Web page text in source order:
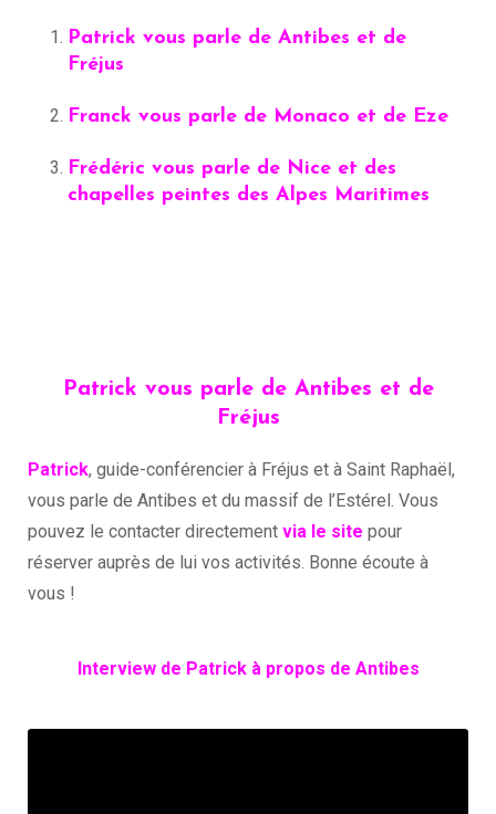
Patrick vous parle de Antibes et de
Fréjus
Franck vous parle de Monaco et de Eze
Frédéric vous parle de Nice et des
chapelles peintes des Alpes Maritimes
Patrick vous parle de Antibes et de
Fréjus
Patrick, guide-conférencier à Fréjus et à Saint Raphaël,
vous parle de Antibes et du massif de l’Estérel. Vous
pouvez le contacter directement via le site pour
réserver auprès de lui vos activités. Bonne écoute à
vous !
Interview de Patrick à propos de Antibes